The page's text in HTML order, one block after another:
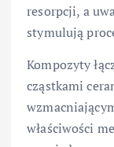
resorpcji, a
stymulują
Kompozyty
cząstkami
właściwości